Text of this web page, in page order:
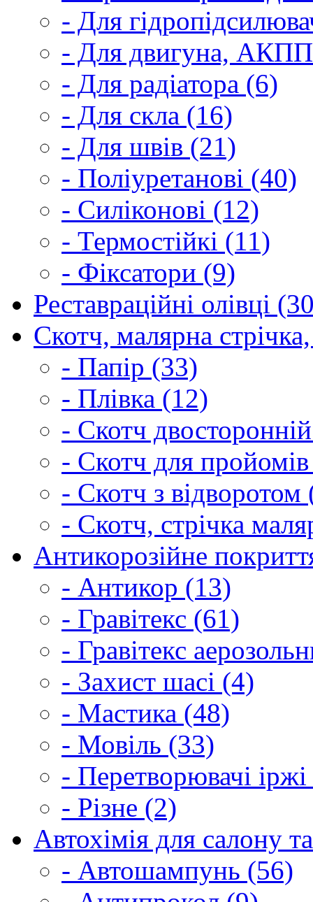
- Для
- Для двигуна,
- Для радіатора (6)
- Для скла (16)
- Для швів (21)
- Поліуретанові (40)
- Силіконові (12)
- Термостійкі (11)
- Фіксатори (9)
Реставраційні олівці
Скотч, малярна
- Папір (33)
- Плівка (12)
- Скотч
- Скотч для
- Скотч з відворотом
- Скотч, стрічка
Антикорозійне
- Антикор (13)
- Гравітекс (61)
- Гравітекс
- Захист шасі (4)
- Мастика (48)
- Мовіль (33)
- Перетворювачі
- Різне (2)
Автохімія для салону
- Автошампунь (56)